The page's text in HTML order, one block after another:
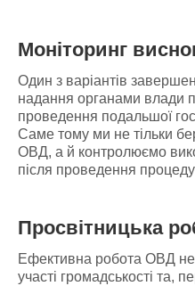
Моніторинг
Один з варіантів
надання органами влади
проведення подальшої
Саме тому ми не тільки
ОВД, а й контролюємо
після проведення
Просвітницька
Ефективна робота ОВД
участі громадськості та,